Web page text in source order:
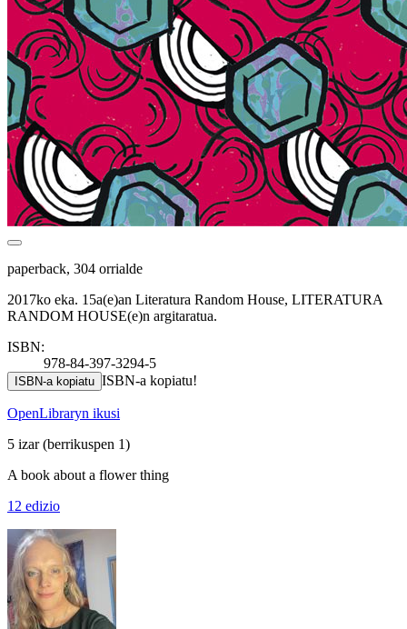
paperback, 304 orrialde
2017ko eka. 15a(e)an Literatura Random House, LITERATURA
RANDOM HOUSE(e)n argitaratua.
ISBN:
978-84-397-3294-5
ISBN-a kopiatu ISBN-a kopiatu!
OpenLibraryn ikusi
5 izar(berrikuspen 1)
A book about a flower thing
12 edizio